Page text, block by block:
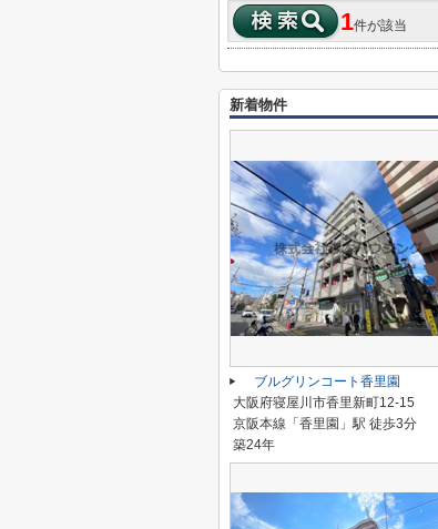
1件が該当
新着物件
ブルグリンコート香里園
大阪府寝屋川市香里新町12-15
京阪本線「香里園」駅 徒歩3分
築24年